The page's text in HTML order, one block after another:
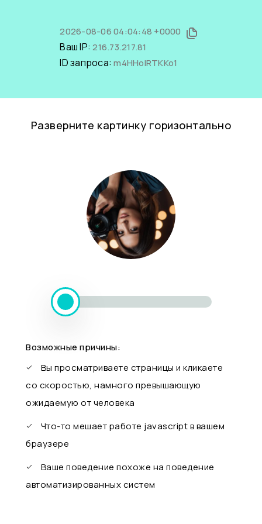
2026-08-06 04:04:48 +0000
Ваш IP:216.73.217.81
ID запроса:m4HHolRTKKo1
Разверните картинку горизонтально
Возможные причины:
Вы просматриваете страницы и кликаете
со скоростью, намного превышающую
ожидаемую от человека
Что-то мешает работе javascript в вашем
браузере
Ваше поведение похоже на поведение
автоматизированных систем